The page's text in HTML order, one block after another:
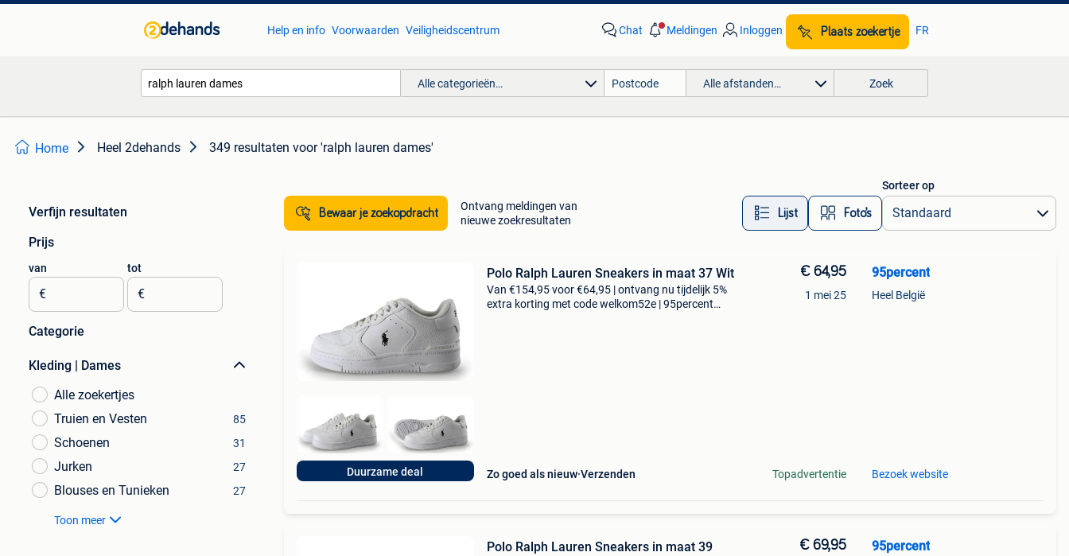
Help en info Voorwaarden Veiligheidscentrum Chat Meldingen Inloggen Plaats zoekertje FR
Alle categorieën… Alle afstanden… Zoek
Home Heel 2dehands 349 resultaten voor 'ralph lauren dames'
Verfijn resultaten
Prijs
van
€
tot
€
Categorie
Kleding | Dames
Alle zoekertjes
Truien en Vesten
85
Schoenen 31
Jurken 27
Blouses en Tunieken 27
Toon meer
Bewaar je zoekopdracht
Ontvang meldingen van
nieuwe zoekresultaten
Lijst Foto’s
Sorteer op
Duurzame deal
Polo Ralph Lauren Sneakers in maat 37 Wit
Van €154,95 voor €64,95 | ontvang nu tijdelijk 5%
extra korting met code welkom52e | 95percent
Zo goed als nieuw Verzenden
€ 64,95
1 mei 25
Topadvertentie
95percent
Heel België
Bezoek website
Polo Ralph Lauren Sneakers in maat 39
€ 69,95 95percent